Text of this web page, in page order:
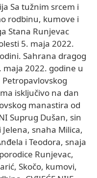
Sa tužnim srcem i
rodbinu, kumove i
Stana Runjevac
5. maja 2022.
Sahrana dragog
maja 2022. godine u
isključivo na dan
manastira od
Suprug Dušan, sin
snaha Milica,
i Teodora, snaja
Runjevac,
Skočo, kumovi,